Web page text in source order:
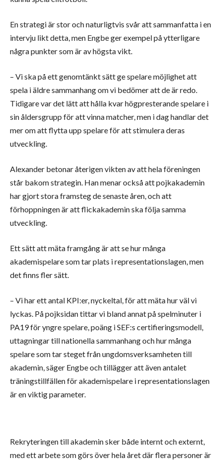
En strategi är stor och naturligtvis svår att sammanfatta i en
intervju likt detta, men Engbe ger exempel på ytterligare
några punkter som är av högsta vikt.
– Vi ska på ett genomtänkt sätt ge spelare möjlighet att
spela i äldre sammanhang om vi bedömer att de är redo.
Tidigare var det lätt att hålla kvar högpresterande spelare i
sin åldersgrupp för att vinna matcher, men i dag handlar det
mer om att flytta upp spelare för att stimulera deras
utveckling.
Alexander betonar återigen vikten av att hela föreningen
står bakom strategin. Han menar också att pojkakademin
har gjort stora framsteg de senaste åren, och att
förhoppningen är att flickakademin ska följa samma
utveckling.
Ett sätt att mäta framgång är att se hur många
akademispelare som tar plats i representationslagen, men
det finns fler sätt.
– Vi har ett antal KPI:er, nyckeltal, för att mäta hur väl vi
lyckas. På pojksidan tittar vi bland annat på spelminuter i
PA19 för yngre spelare, poäng i SEF:s certifieringsmodell,
uttagningar till nationella sammanhang och hur många
spelare som tar steget från ungdomsverksamheten till
akademin, säger Engbe och tillägger att även antalet
träningstillfällen för akademispelare i representationslagen
är en viktig parameter.
Rekryteringen till akademin sker både internt och externt,
med ett arbete som görs över hela året där flera personer är